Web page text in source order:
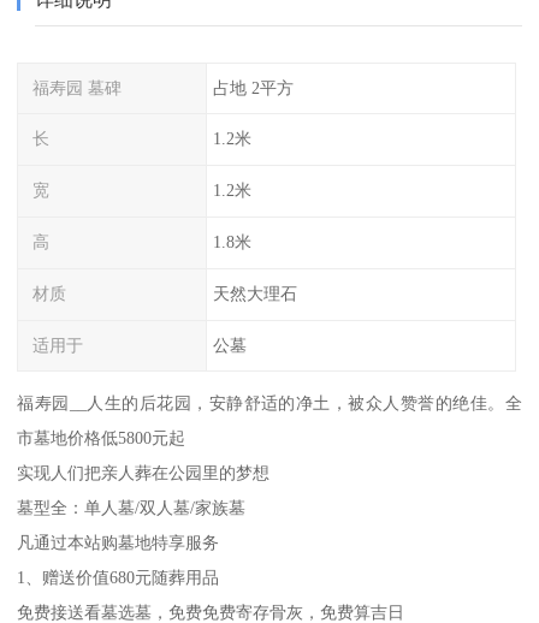
福寿园 墓碑 占地 2平方
长 1.2米
宽 1.2米
高 1.8米
材质 天然大理石
适用于 公墓
福寿园__人生的后花园，安静舒适的净土，被众人赞誉的绝佳。全
市墓地价格低5800元起
实现人们把亲人葬在公园里的梦想
墓型全：单人墓/双人墓/家族墓
凡通过本站购墓地特享服务
1、赠送价值680元随葬用品
免费接送看墓选墓，免费免费寄存骨灰，免费算吉日